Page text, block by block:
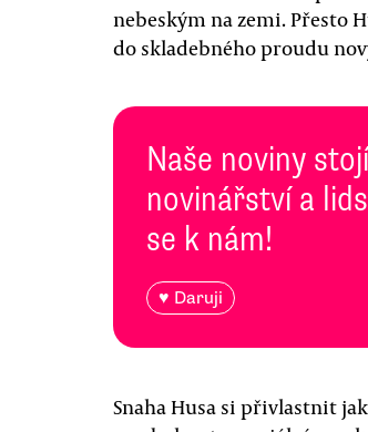
nebeským na zemi. Přesto
do skladebného proudu
Naše noviny
novinářství a
se k nám!
♥ Daruji
Snaha Husa si přivlastnit